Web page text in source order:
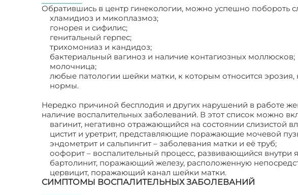
Обратившись в центр гинекологии, можно успешно побороть
хламидиоз и микоплазмоз;
гонорея и сифилис;
генитальный герпес;
трихомониаз и кандидоз;
бактериальный вагиноз и наличие контагиозных моллюсков;
молочница;
любые патологии шейки матки, к которым относится
нормы.
Нередко причиной бесплодия и других нарушений в работе
наличие воспалительных заболеваний. В этот список можно
вагинит, негативно отражающийся на состоянии слизистой
цистит и уретрит, представляющие поражающие мочевой
эндометрит и сальпингит – заболевания матки и её труб;
оофорит – воспалительный процесс, развивающийся внутри
бартолинит, поражающий железу, расположенную
цервицит, поражающий канал шейки матки.
СИМПТОМЫ ВОСПАЛИТЕЛЬНЫХ ЗАБОЛЕВАНИЙ